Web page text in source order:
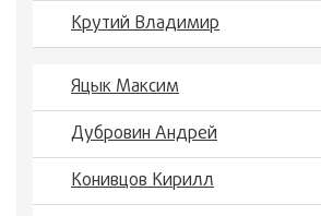
Крутий Владимир
Яцык Максим
Дубровин Андрей
Конивцов Кирилл